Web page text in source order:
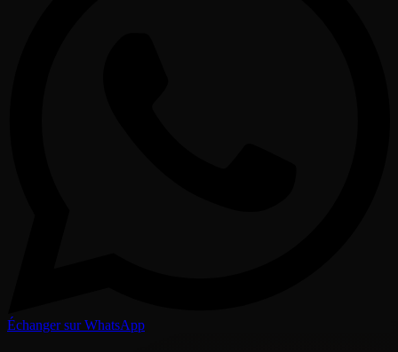
Échanger sur WhatsApp